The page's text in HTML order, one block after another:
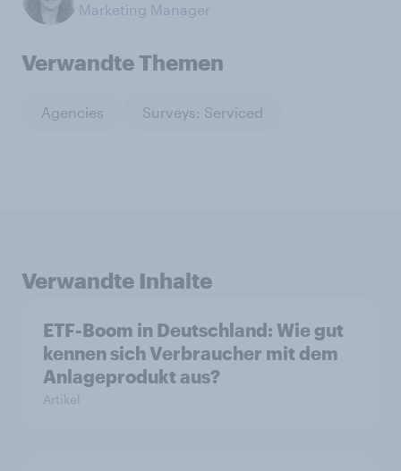
Marketing Manager
Verwandte Themen
Agencies Surveys: Serviced
Verwandte Inhalte
ETF-Boom in Deutschland: Wie gut
kennen sich Verbraucher mit dem
Anlageprodukt aus?
Artikel